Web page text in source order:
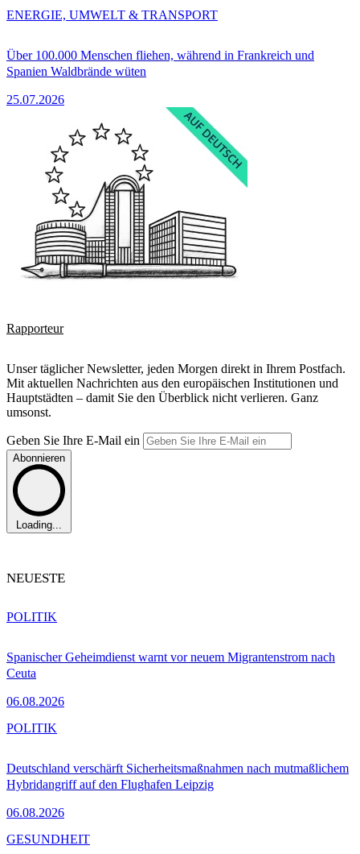
Über 100.000 Menschen fliehen, während in Frankreich und
Spanien Waldbrände wüten
25.07.2026
ENERGIE, UMWELT & TRANSPORT
Rapporteur
Unser täglicher Newsletter, jeden Morgen direkt in Ihrem Postfach.
Mit aktuellen Nachrichten aus den europäischen Institutionen und
Hauptstädten – damit Sie den Überblick nicht verlieren. Ganz
umsonst.
Geben Sie Ihre E-Mail ein
Abonnieren
Loading...
NEUESTE
Spanischer Geheimdienst warnt vor neuem Migrantenstrom nach
Ceuta
06.08.2026
POLITIK
Deutschland verschärft Sicherheitsmaßnahmen nach mutmaßlichem
Hybridangriff auf den Flughafen Leipzig
06.08.2026
POLITIK
GESUNDHEIT